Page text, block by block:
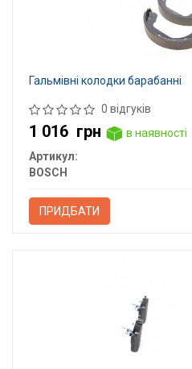
Гальмівні колодки барабанні
0 відгуків
1 016 грн
в наявності
Артикул:
BOSCH
ПРИДБАТИ